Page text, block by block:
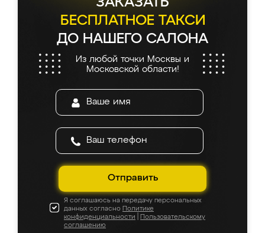
БЕСПЛАТНОЕ ТАКСИ
ДО НАШЕГО САЛОНА
Из любой точки Москвы и
Московской области!
Отправить
Я соглашаюсь на передачу персональных
данных согласно Политике
конфиденциальности
Пользовательскому
соглашению